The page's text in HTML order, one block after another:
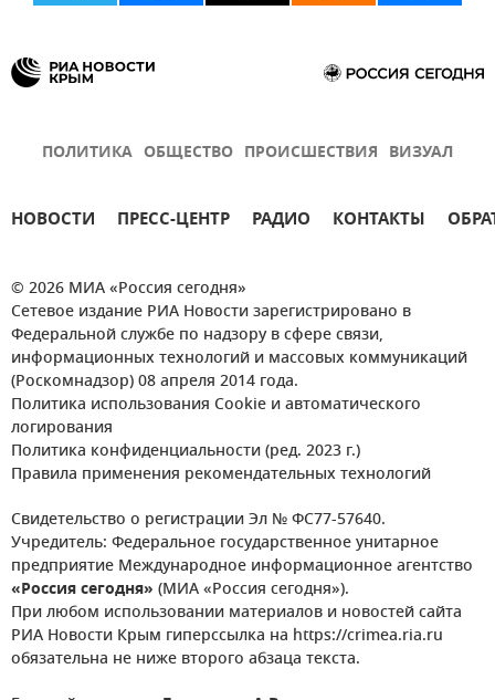
ПОЛИТИКА ОБЩЕСТВО ПРОИСШЕСТВИЯ ВИЗУАЛ
НОВОСТИ ПРЕСС-ЦЕНТР РАДИО КОНТАКТЫ
© 2026 МИА «Россия сегодня»
Сетевое издание РИА Новости зарегистрировано в
Федеральной службе по надзору в сфере связи,
информационных технологий и массовых коммуникаций
(Роскомнадзор) 08 апреля 2014 года.
Политика использования Cookie и автоматического
логирования
Политика конфиденциальности (ред. 2023 г.)
Правила применения рекомендательных технологий
Свидетельство о регистрации Эл № ФС77-57640.
Учредитель: Федеральное государственное унитарное
предприятие Международное информационное агентство
«Россия сегодня» (МИА «Россия сегодня»).
При любом использовании материалов и новостей сайта
РИА Новости Крым гиперссылка на https://crimea.ria.ru
обязательна не ниже второго абзаца текста.